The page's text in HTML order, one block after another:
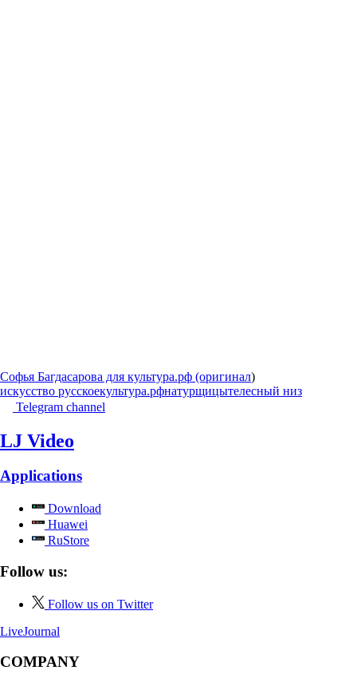
Софья Багдасарова для культура.рф (оригинал)
искусство русскоекультура.рфнатурщицытелесный низ
Telegram channel
LJ Video
Applications
Download
Huawei
RuStore
Follow us:
Follow us on Twitter
LiveJournal
COMPANY